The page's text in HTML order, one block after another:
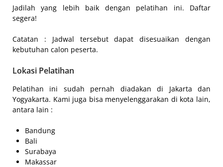
Jadilah yang lebih baik dengan pelatihan ini. Daftar
segera!
Catatan : Jadwal tersebut dapat disesuaikan dengan
kebutuhan calon peserta.
Lokasi Pelatihan
Pelatihan ini sudah pernah diadakan di Jakarta dan
Yogyakarta. Kami juga bisa menyelenggarakan di kota lain,
antara lain :
Bandung
Bali
Surabaya
Makassar